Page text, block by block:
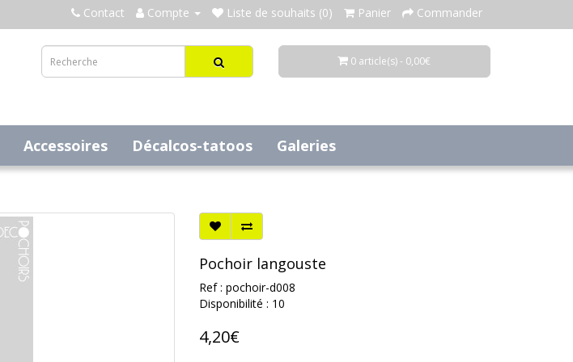
Contact Compte Liste de souhaits (0) Panier Commander
0 article(s) - 0,00€
Accessoires Décalcos-tatoos Galeries
Pochoir langouste
Ref : pochoir-d008
Disponibilité : 10
4,20€